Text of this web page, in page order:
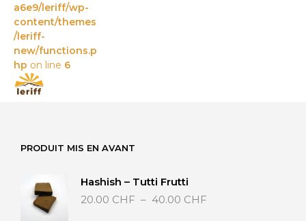
a6e9/leriff/wp-
content/themes
/leriff-
new/functions.p
hp on line 6
PRODUIT MIS EN AVANT
Hashish – Tutti Frutti
20.00 CHF – 40.00 CHF